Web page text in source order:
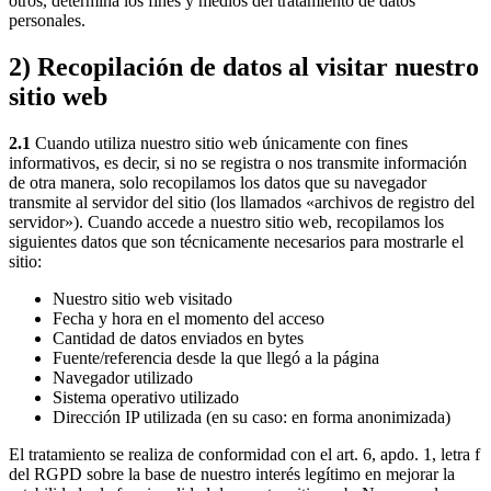
personales.
2) Recopilación de datos al visitar nuestro
sitio web
2.1 Cuando utiliza nuestro sitio web únicamente con fines
informativos, es decir, si no se registra o nos transmite información
de otra manera, solo recopilamos los datos que su navegador
transmite al servidor del sitio (los llamados «archivos de registro del
servidor»). Cuando accede a nuestro sitio web, recopilamos los
siguientes datos que son técnicamente necesarios para mostrarle el
sitio:
Nuestro sitio web visitado
Fecha y hora en el momento del acceso
Cantidad de datos enviados en bytes
Fuente/referencia desde la que llegó a la página
Navegador utilizado
Sistema operativo utilizado
Dirección IP utilizada (en su caso: en forma anonimizada)
El tratamiento se realiza de conformidad con el art. 6, apdo. 1, letra f
del RGPD sobre la base de nuestro interés legítimo en mejorar la